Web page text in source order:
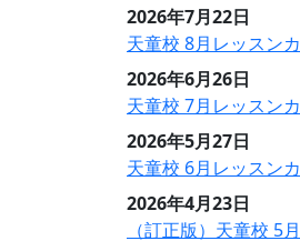
2026年7月22日
天童校 8月レッスン
2026年6月26日
天童校 7月レッスン
2026年5月27日
天童校 6月レッスン
2026年4月23日
（訂正版）天童校 5